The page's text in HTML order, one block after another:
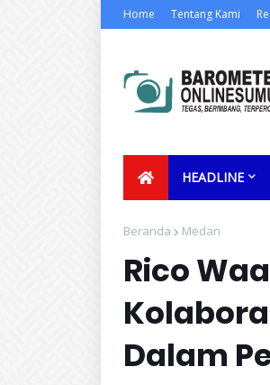
Home Tentang Kami
HEADLINE
Beranda Medan
Rico
Dalam